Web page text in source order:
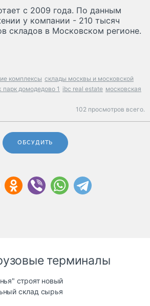
с 2009 года. По данным
у компании - 210 тысяч
складов в Московском регионе.
комплексы склады москвы и московской
парк домодедово 1 ibc real estate московская
102 просмотров всего.
ОБСУДИТЬ
терминалы
строят новый
склад сырья